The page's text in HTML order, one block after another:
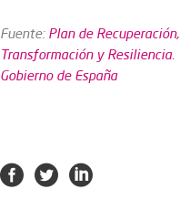
Fuente: Plan de Recuperación,
Transformación y Resiliencia.
Gobierno de España